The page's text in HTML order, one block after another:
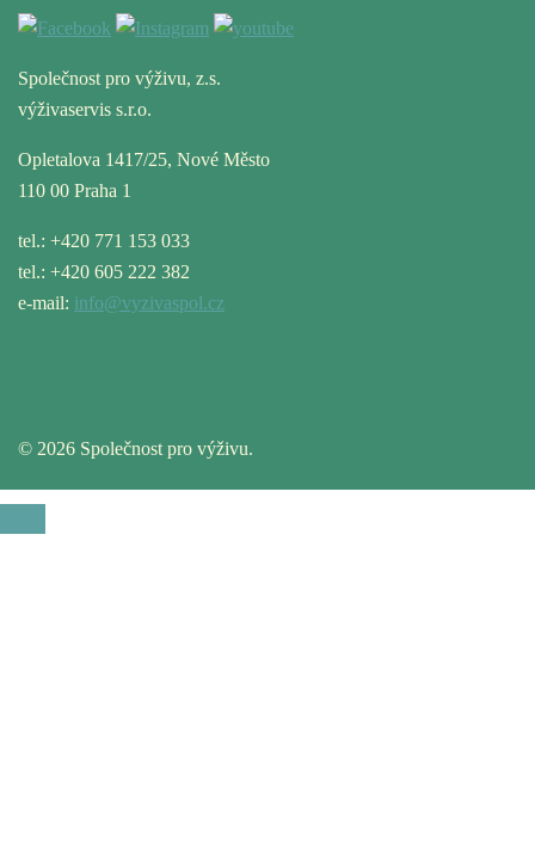
Společnost pro výživu, z.s.
výživaservis s.r.o.
Opletalova 1417/25, Nové Město
110 00 Praha 1
tel.: +420 771 153 033
tel.: +420 605 222 382
e-mail: info@vyzivaspol.cz
© 2026 Společnost pro výživu.